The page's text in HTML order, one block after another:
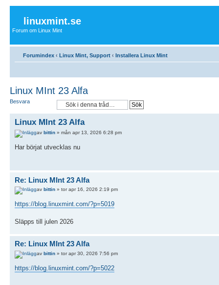
linuxmint.se
Forum om Linux Mint
Forumindex ‹ Linux Mint, Support ‹ Installera Linux Mint
Linux MInt 23 Alfa
Besvara
Linux MInt 23 Alfa
av bittin » mån apr 13, 2026 6:28 pm
Har börjat utvecklas nu
Re: Linux MInt 23 Alfa
av bittin » tor apr 16, 2026 2:19 pm
https://blog.linuxmint.com/?p=5019
Släpps till julen 2026
Re: Linux MInt 23 Alfa
av bittin » tor apr 30, 2026 7:56 pm
https://blog.linuxmint.com/?p=5022